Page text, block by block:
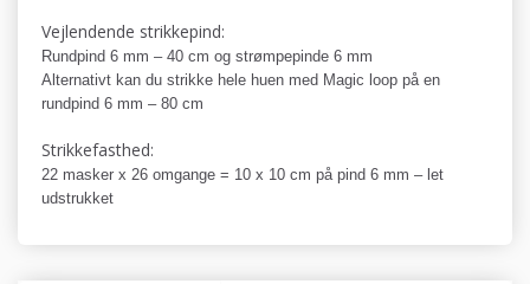
Vejlendende strikkepind:
Rundpind 6 mm – 40 cm og strømpepinde 6 mm
Alternativt kan du strikke hele huen med Magic loop på en
rundpind 6 mm – 80 cm
Strikkefasthed:
22 masker x 26 omgange = 10 x 10 cm på pind 6 mm – let
udstrukket